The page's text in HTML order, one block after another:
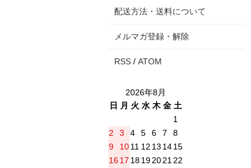
配送方法・送料について
メルマガ登録・解除
RSS / ATOM
2026年8月
日
月 火 水 木 金 土
1
2
3 4 5 6 7
8
9
1011 12 13 1415
16 17 18192021 22